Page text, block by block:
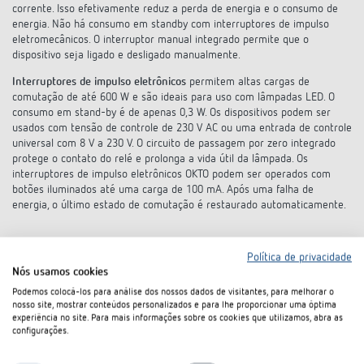
corrente. Isso efetivamente reduz a perda de energia e o consumo de
energia. Não há consumo em standby com interruptores de impulso
eletromecânicos. O interruptor manual integrado permite que o
dispositivo seja ligado e desligado manualmente.
Interruptores de impulso eletrônicos permitem altas cargas de
comutação de até 600 W e são ideais para uso com lâmpadas LED. O
consumo em stand-by é de apenas 0,3 W. Os dispositivos podem ser
usados com tensão de controle de 230 V AC ou uma entrada de controle
universal com 8 V a 230 V. O circuito de passagem por zero integrado
protege o contato do relé e prolonga a vida útil da lâmpada. Os
interruptores de impulso eletrônicos OKTO podem ser operados com
botões iluminados até uma carga de 100 mA. Após uma falha de
energia, o último estado de comutação é restaurado automaticamente.
Política de privacidade
Nós usamos cookies
Podemos colocá-los para análise dos nossos dados de visitantes, para melhorar o
nosso site, mostrar conteúdos personalizados e para lhe proporcionar uma óptima
experiência no site. Para mais informações sobre os cookies que utilizamos, abra as
configurações.